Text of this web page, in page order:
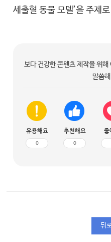
세출혈 동물 모델’을 주제
보다 건강한 콘텐츠 제작을 위
말씀
유용해요
0
추천해요
0
좋
뒤